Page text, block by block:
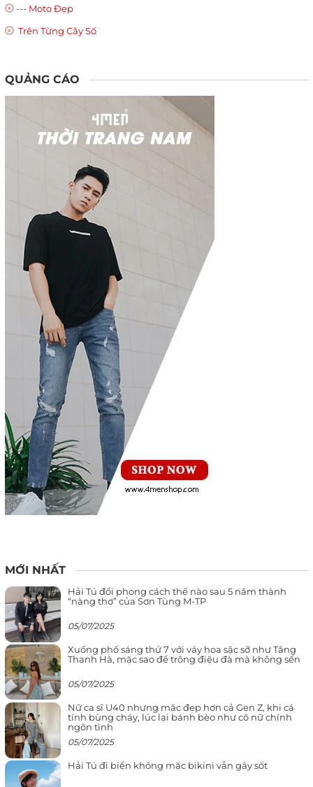
--- Moto Đẹp
Trên Từng Cây Số
QUẢNG CÁO
MỚI NHẤT
Hải Tú đổi phong cách thế nào sau 5 năm thành
“nàng thơ” của Sơn Tùng M-TP
05/07/2025
Xuống phố sáng thứ 7 với váy hoa sặc sỡ như Tăng
Thanh Hà, mặc sao để trông điệu đà mà không sến
05/07/2025
Nữ ca sĩ U40 nhưng mặc đẹp hơn cả Gen Z, khi cá
tính bùng cháy, lúc lại bánh bèo như cô nữ chính
ngôn tình
05/07/2025
Hải Tú đi biển không mặc bikini vẫn gây sốt